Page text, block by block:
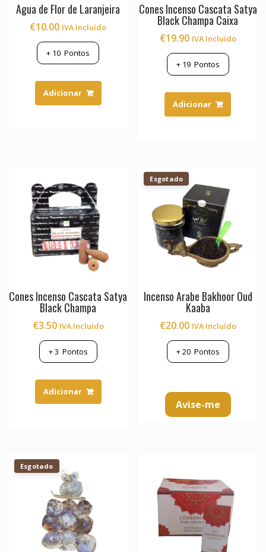
Agua de Flor de Laranjeira
€10.00 IVA Incluído
+ 10 Pontos
Adicionar
Cones Incenso Cascata Satya
Black Champa Caixa
€19.90 IVA Incluído
+ 19Pontos
Adicionar
Cones Incenso Cascata Satya
Black Champa
€3.50 IVA Incluído
+3 Pontos
Adicionar
Esgotado
Incenso Arabe Bakhoor Oud
Kaaba
€20.00 IVA Incluído
+20Pontos
Avise-me
Esgotado